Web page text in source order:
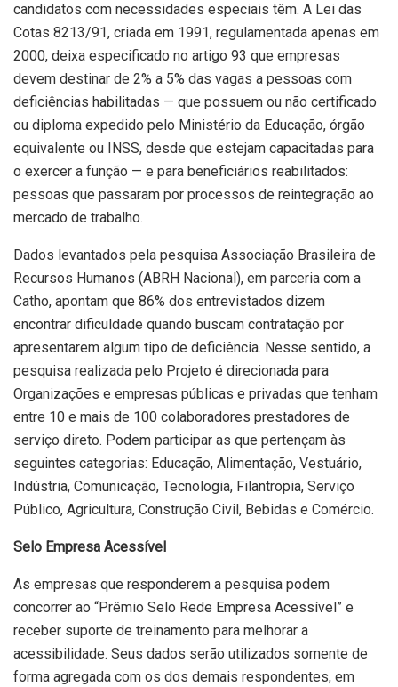
candidatos com necessidades especiais têm. A Lei das
Cotas 8213/91, criada em 1991, regulamentada apenas em
2000, deixa especificado no artigo 93 que empresas
devem destinar de 2% a 5% das vagas a pessoas com
deficiências habilitadas — que possuem ou não certificado
ou diploma expedido pelo Ministério da Educação, órgão
equivalente ou INSS, desde que estejam capacitadas para
o exercer a função — e para beneficiários reabilitados:
pessoas que passaram por processos de reintegração ao
mercado de trabalho.
Dados levantados pela pesquisa Associação Brasileira de
Recursos Humanos (ABRH Nacional), em parceria com a
Catho, apontam que 86% dos entrevistados dizem
encontrar dificuldade quando buscam contratação por
apresentarem algum tipo de deficiência. Nesse sentido, a
pesquisa realizada pelo Projeto é direcionada para
Organizações e empresas públicas e privadas que tenham
entre 10 e mais de 100 colaboradores prestadores de
serviço direto. Podem participar as que pertençam às
seguintes categorias: Educação, Alimentação, Vestuário,
Indústria, Comunicação, Tecnologia, Filantropia, Serviço
Público, Agricultura, Construção Civil, Bebidas e Comércio.
Selo Empresa Acessível
As empresas que responderem a pesquisa podem
concorrer ao “Prêmio Selo Rede Empresa Acessível” e
receber suporte de treinamento para melhorar a
acessibilidade. Seus dados serão utilizados somente de
forma agregada com os dos demais respondentes, em